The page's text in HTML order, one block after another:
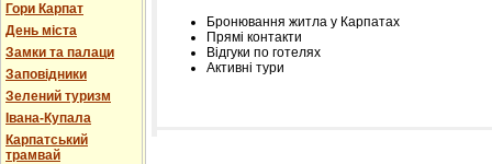
Гори Карпат
День міста
Замки та палаци
Заповідники
Зелений туризм
Івана-Купала
Карпатський
трамвай
Бронювання житла у Карпатах
Прямі контакти
Відгуки по готелях
Активні тури